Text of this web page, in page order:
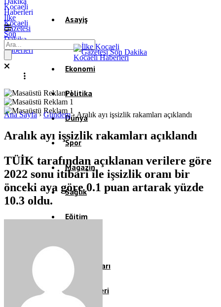
İlke
Kocaeli
Gazetesi
Son
Dakika
Kocaeli
Haberleri
Asayiş
Gündem
Ekonomi
Politika
Dünya
Spor
Magazin
Sağlık
Eğitim
Köşe Yazıları
Video Galeri
Ana Sayfa› Gündem› Aralık ayı işsizlik rakamları açıklandı
Aralık ayı işsizlik rakamları açıklandı
TÜİK tarafından açıklanan verilere göre
2022 sonu itibari ile işsizlik oranı bir
önceki aya göre 0.1 puan artarak yüzde
10.3 oldu.